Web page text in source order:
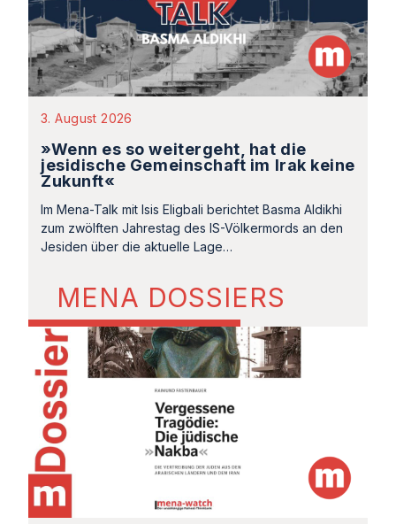
3. August 2026
»Wenn es so weitergeht, hat die
jesidische Gemeinschaft im Irak keine
Zukunft«
Im Mena-Talk mit Isis Eligbali berichtet Basma Aldikhi
zum zwölften Jahrestag des IS-Völkermords an den
Jesiden über die aktuelle Lage…
MENA DOSSIERS